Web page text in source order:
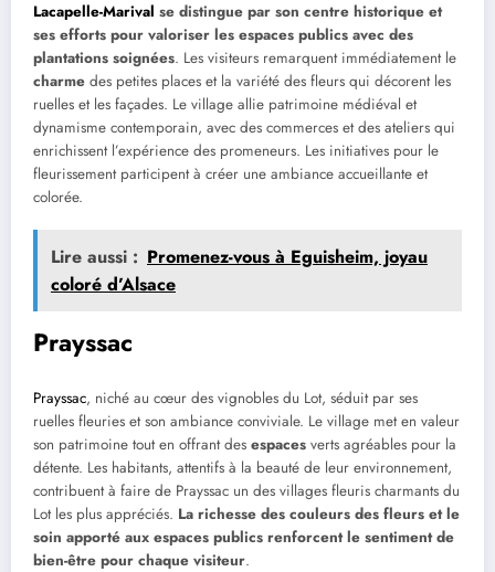
Lacapelle-Marival se distingue par son centre historique et
ses efforts pour valoriser les espaces publics avec des
plantations soignées. Les visiteurs remarquent immédiatement le
charme des petites places et la variété des fleurs qui décorent les
ruelles et les façades. Le village allie patrimoine médiéval et
dynamisme contemporain, avec des commerces et des ateliers qui
enrichissent l’expérience des promeneurs. Les initiatives pour le
fleurissement participent à créer une ambiance accueillante et
colorée.
Lire aussi : Promenez-vous à Eguisheim, joyau
coloré d’Alsace
Prayssac
Prayssac, niché au cœur des vignobles du Lot, séduit par ses
ruelles fleuries et son ambiance conviviale. Le village met en valeur
son patrimoine tout en offrant des espaces verts agréables pour la
détente. Les habitants, attentifs à la beauté de leur environnement,
contribuent à faire de Prayssac un des villages fleuris charmants du
Lot les plus appréciés. La richesse des couleurs des fleurs et le
soin apporté aux espaces publics renforcent le sentiment de
bien-être pour chaque visiteur.